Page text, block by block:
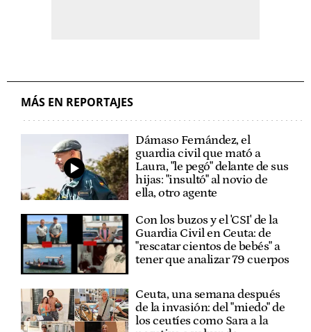
MÁS EN REPORTAJES
Dámaso Fernández, el
guardia civil que mató a
Laura, "le pegó" delante de sus
hijas: "insultó" al novio de
ella, otro agente
Con los buzos y el 'CSI' de la
Guardia Civil en Ceuta: de
"rescatar cientos de bebés" a
tener que analizar 79 cuerpos
Ceuta, una semana después
de la invasión: del "miedo" de
los ceutíes como Sara a la